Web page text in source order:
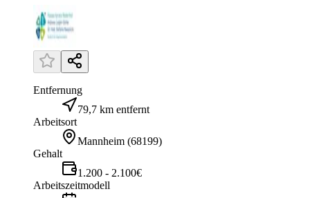
Entfernung
79,7 km entfernt
Arbeitsort
Mannheim (68199)
Gehalt
1.200 - 2.100€
Arbeitszeitmodell